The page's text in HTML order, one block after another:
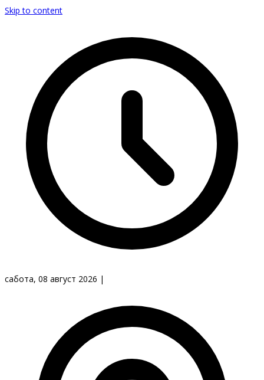
Skip to content
сабота, 08 август 2026 |